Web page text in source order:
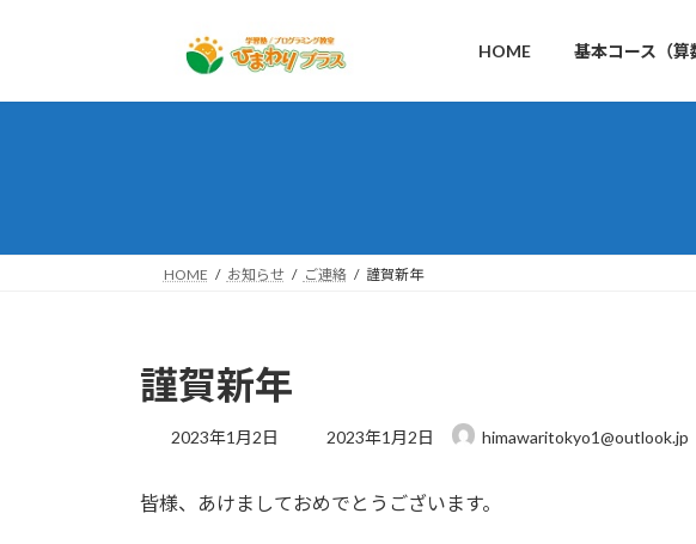
ン
ー
HOME 基本コース（算
HOME お知らせ ご連絡 謹賀新年
謹賀新年
2023年1月2日
最
新
2023年1月2日 himawaritokyo1@outlook.jp
皆様、あけましておめでとうございます。